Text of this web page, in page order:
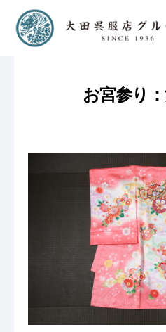
お宮参り